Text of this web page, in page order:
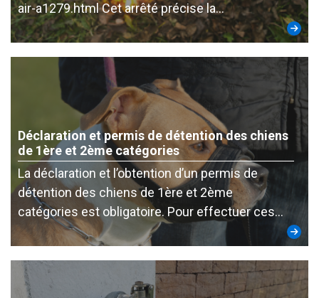
air-a1279.html Cet arrêté précise la…
Déclaration et permis de détention des chiens
de 1ère et 2ème catégories
La déclaration et l’obtention d’un permis de
détention des chiens de 1ère et 2ème
catégories est obligatoire. Pour effectuer ces…